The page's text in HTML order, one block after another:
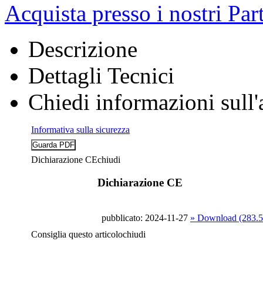
Acquista presso i nostri
Descrizione
Dettagli Tecnici
Chiedi informazioni
Informativa sulla sicurezza
Dichiarazione CEchiudi
Dichiarazione CE
pubblicato: 2024-11-27 » Download
Consiglia questo articolochiudi